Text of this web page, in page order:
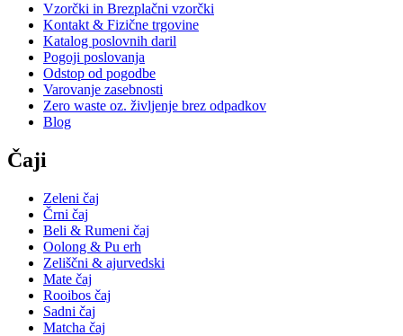
Vzorčki in Brezplačni vzorčki
Kontakt & Fizične trgovine
Katalog poslovnih daril
Pogoji poslovanja
Odstop od pogodbe
Varovanje zasebnosti
Zero waste oz. življenje brez odpadkov
Blog
Čaji
Zeleni čaj
Črni čaj
Beli & Rumeni čaj
Oolong & Pu erh
Zeliščni & ajurvedski
Mate čaj
Rooibos čaj
Sadni čaj
Matcha čaj